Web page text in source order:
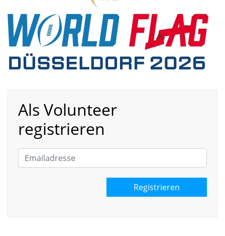
Als Volunteer
registrieren
Registrieren